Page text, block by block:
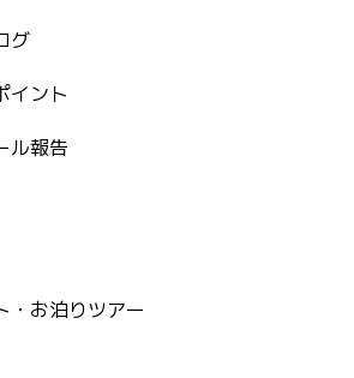
グ
イント
ル報告
・お泊りツアー